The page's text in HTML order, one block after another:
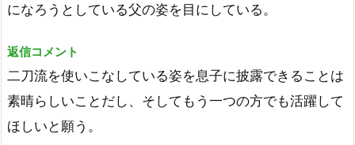
になろうとしている父の姿を目にしている。
返信コメント
二刀流を使いこなしている姿を息子に披露できることは
素晴らしいことだし、そしてもう一つの方でも活躍して
ほしいと願う。